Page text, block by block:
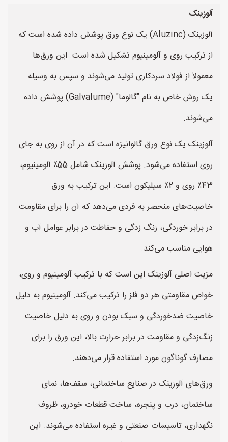
آلوزینک
آلوزینک (Aluzinc) یک نوع ورق پوشش داده شده است که
از ترکیب روی و آلومینیوم تشکیل شده است. این ورق‌ها
معمولاً از فولاد سردکاری تولید می‌شوند و سپس به وسیله
یک روش خاص به نام "گالوما" (Galvalume) پوشش داده
می‌شوند.
آلوزینک یک نوع ورق گالوانیزه است که در آن از روی به جای
روی استفاده می‌شود. پوشش آلوزینک شامل 55٪ آلومینیوم،
43٪ روی و 2٪ سیلیکون است. این ترکیب به ورق
خاصیت‌های منحصر به فردی می‌دهد که آن را برای مقاومت
در برابر خوردگی، زنگ زدگی و حفاظت در برابر عوامل آب و
هوایی مناسب می‌کند.
مزیت اصلی آلوزینک این است که با ترکیب آلومینیوم و روی،
خواص مقاومتی هر دو فلز را ترکیب می‌کند. آلومینیوم به دلیل
خاصیت ضدخوردگی و سبک بودن و روی به دلیل خاصیت
زنگ‌زدگی و مقاومت در برابر حرارت بالا، این ورق را برای
مصارف گوناگون مورد استفاده قرار می‌دهند.
ورق‌های آلوزینک در صنایع ساختمانی، سقف‌ها، نمای
ساختمان، درب و پنجره، ساخت قطعات خودرو، ظروف
نگهداری، تاسیسات صنعتی و غیره استفاده می‌شوند. این